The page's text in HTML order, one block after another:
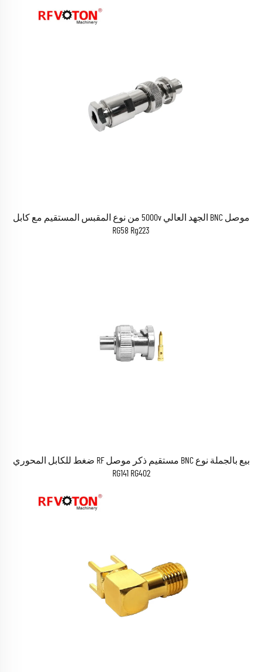
موصل BNC الجهد العالي 5000v من نوع المقبس المستقيم مع كابل
RG58 Rg223
بيع بالجملة نوع BNC مستقيم ذكر موصل RF ضغط للكابل المحوري
RG141 RG402